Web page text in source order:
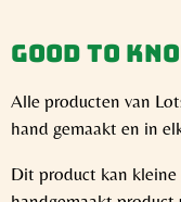
Good to
Alle producten van
hand gemaakt en in
Dit product kan